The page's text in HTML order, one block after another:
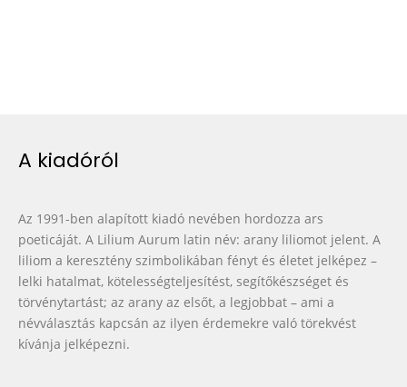
A kiadóról
Az 1991-ben alapított kiadó nevében hordozza ars
poeticáját. A Lilium Aurum latin név: arany liliomot jelent. A
liliom a keresztény szimbolikában fényt és életet jelképez –
lelki hatalmat, kötelességteljesítést, segítőkészséget és
törvénytartást; az arany az elsőt, a legjobbat – ami a
névválasztás kapcsán az ilyen érdemekre való törekvést
kívánja jelképezni.